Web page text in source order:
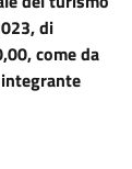
di
come da